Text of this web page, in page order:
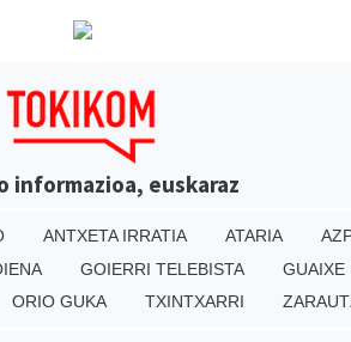
informazioa, euskaraz
ANTXETA IRRATIA ATARIA
GOIERRI TELEBISTA
GUAIXE
ORIO GUKA TXINTXARRI